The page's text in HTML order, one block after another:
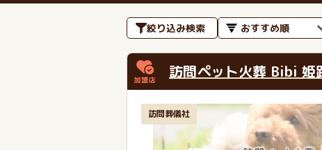
絞り込み検索
訪問ペット火葬 Bibi 姫
訪問葬儀社